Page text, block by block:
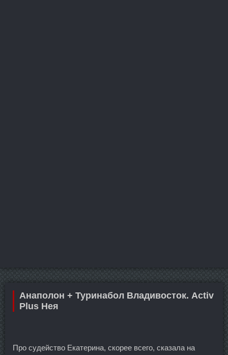
Анаполон + Туринабол Владивосток. Activ
Plus Нея
Про судейство Екатерина, скорее всего, сказала на